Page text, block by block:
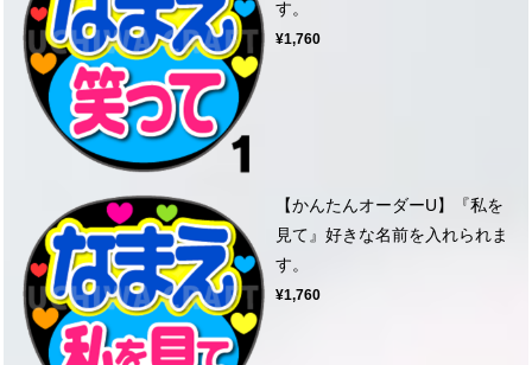
す。
¥1,760
【かんたんオーダーU】『私を
見て』好きな名前を入れられま
す。
¥1,760